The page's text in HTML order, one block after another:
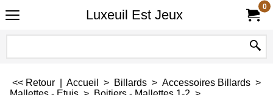
Luxeuil Est Jeux
0
<< Retour Accueil > Billards > Accessoires Billards >